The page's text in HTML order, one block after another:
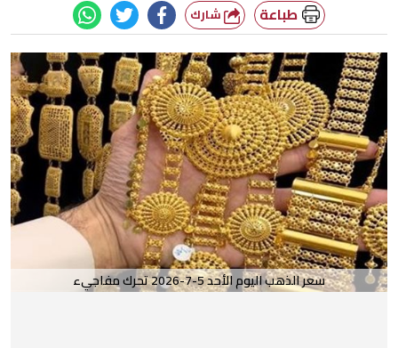
طباعة
سعر الذهب اليوم الأحد 5-7-2026 تحرك مفاجيء